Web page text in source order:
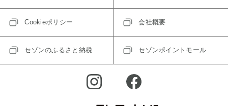
Cookieポリシー 会社概要
セゾンのふるさと納税 セゾンポイントモール